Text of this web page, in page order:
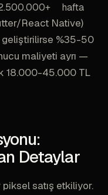
hafta
React Native)
geliştirilirse %35-50
maliyeti ayrı —
18.000-45.000 TL
Detaylar
satış etkiliyor.